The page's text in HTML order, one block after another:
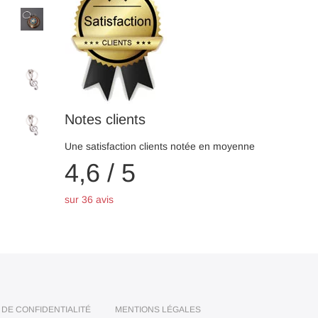
Notes clients
Une satisfaction clients notée en moyenne
4,6 / 5
sur 36 avis
CONFIDENTIALITÉ MENTIONS LÉGALES